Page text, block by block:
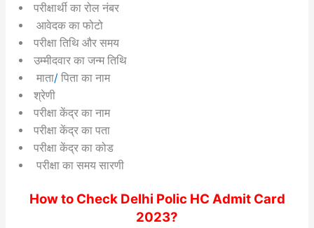
परीक्षार्थी का रोल नंबर
आवेदक का फोटो
परीक्षा तिथि और समय
उम्मीदवार का जन्म तिथि
माता/ पिता का नाम
श्रेणी
परीक्षा केंद्र का नाम
परीक्षा केंद्र का पता
परीक्षा केंद्र का कोड
परीक्षा का समय सारणी
How to Check Delhi Polic HC Admit Card
2023?